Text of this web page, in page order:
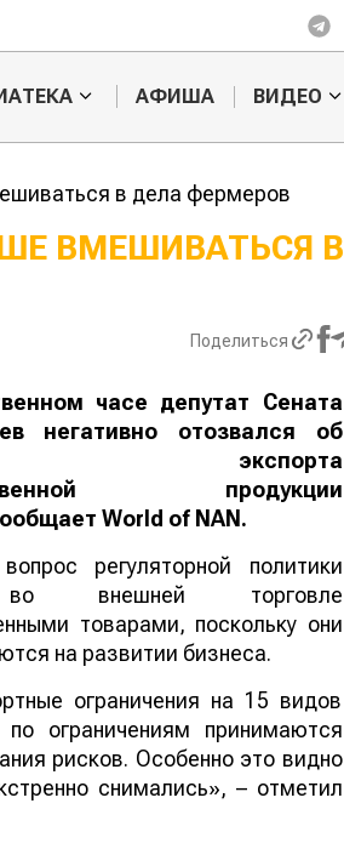
АФИША ВИДЕО
в дела фермеров
ВМЕШИВАТЬСЯ В
Поделиться
часе депутат Сената
негативно отозвался об
экспорта
продукции
World of NAN.
регуляторной политики
во внешней торговле
товарами, поскольку они
на развитии бизнеса.
ограничения на 15 видов
ограничениям принимаются
рисков. Особенно это видно
снимались», – отметил